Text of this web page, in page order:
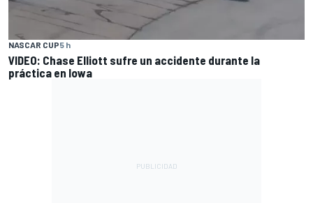
NASCAR CUP5 h
VIDEO: Chase Elliott sufre un accidente durante la
práctica en Iowa